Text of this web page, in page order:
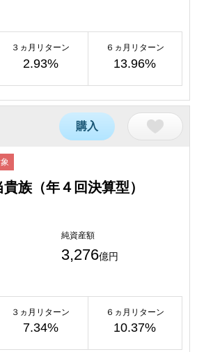
３ヵ月リターン
2.93%
６ヵ月リターン
13.96%
購入
族（年４回決算型）
純資産額
3,276億円
３ヵ月リターン
7.34%
６ヵ月リターン
10.37%